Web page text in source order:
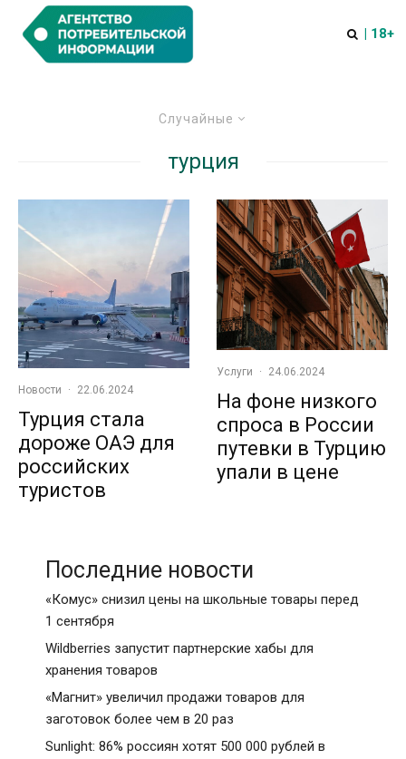
| 18+
Случайные
турция
Новости · 22.06.2024
Турция стала
дороже ОАЭ для
российских
туристов
Услуги · 24.06.2024
На фоне низкого
спроса в России
путевки в Турцию
упали в цене
Последние новости
«Комус» снизил цены на школьные товары перед
1 сентября
Wildberries запустит партнерские хабы для
хранения товаров
«Магнит» увеличил продажи товаров для
заготовок более чем в 20 раз
Sunlight: 86% россиян хотят 500 000 рублей в